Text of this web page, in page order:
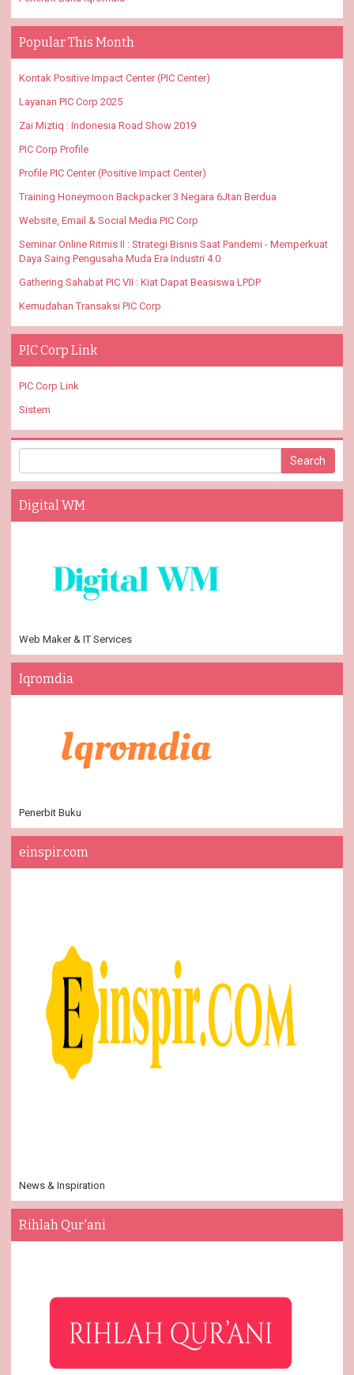
Popular This Month
Kontak Positive Impact Center (PIC Center)
Layanan PIC Corp 2025
Zai Miztiq : Indonesia Road Show 2019
PIC Corp Profile
Profile PIC Center (Positive Impact Center)
Training Honeymoon Backpacker 3 Negara 6Jtan Berdua
Website, Email & Social Media PIC Corp
Seminar Online Ritmis II : Strategi Bisnis Saat Pandemi - Memperkuat
Daya Saing Pengusaha Muda Era Industri 4.0
Gathering Sahabat PIC VII : Kiat Dapat Beasiswa LPDP
Kemudahan Transaksi PIC Corp
PIC Corp Link
PIC Corp Link
Sistem
Digital WM
Web Maker & IT Services
Iqromdia
Penerbit Buku
einspir.com
News & Inspiration
Rihlah Qur'ani